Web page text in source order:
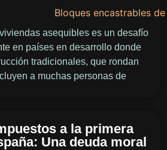
asequibles es un desafío
en países en desarrollo donde
tradicionales, que rondan
a muchas personas de
a la primera
Una deuda moral